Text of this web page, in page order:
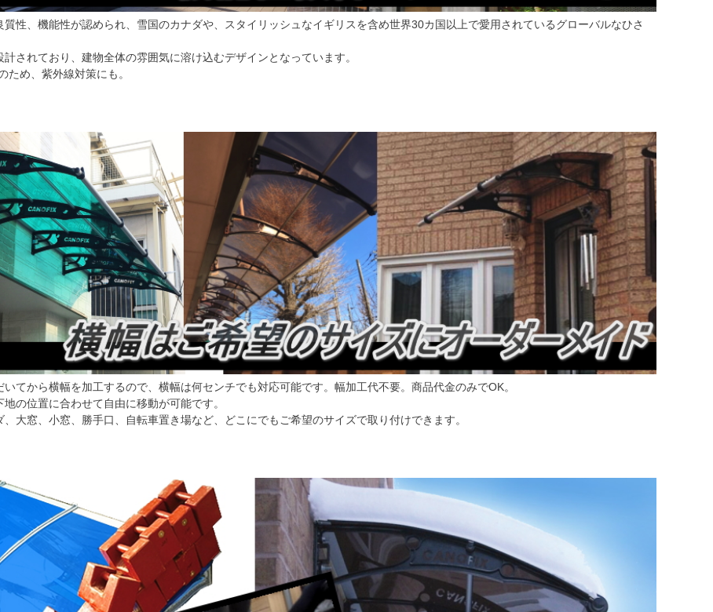
質性、機能性が認められ、雪国のカナダや、スタイリッシュなイギリスを含め世界30カ国以上で愛用されているグローバルなひさ
されており、建物全体の雰囲気に溶け込むデザインとなっています。
ため、紫外線対策にも。
いてから横幅を加工するので、横幅は何センチでも対応可能です。幅加工代不要。商品代金のみでOK。
地の位置に合わせて自由に移動が可能です。
、大窓、小窓、勝手口、自転車置き場など、どこにでもご希望のサイズで取り付けできます。